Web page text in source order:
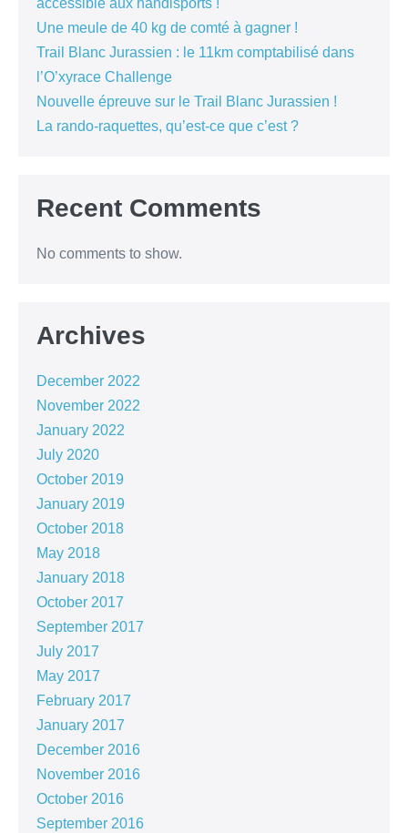
accessible aux handisports !
Une meule de 40 kg de comté à gagner !
Trail Blanc Jurassien : le 11km comptabilisé dans
l’O’xyrace Challenge
Nouvelle épreuve sur le Trail Blanc Jurassien !
La rando-raquettes, qu’est-ce que c’est ?
Recent Comments
No comments to show.
Archives
December 2022
November 2022
January 2022
July 2020
October 2019
January 2019
October 2018
May 2018
January 2018
October 2017
September 2017
July 2017
May 2017
February 2017
January 2017
December 2016
November 2016
October 2016
September 2016